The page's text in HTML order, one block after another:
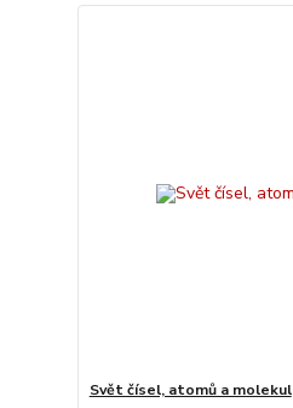
Svět čísel, atomů a molekul